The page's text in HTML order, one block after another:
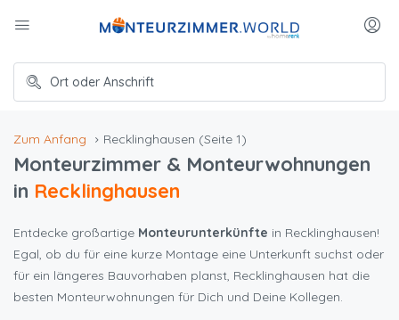
Zum Anfang Recklinghausen (Seite 1)
Monteurzimmer & Monteurwohnungen
in Recklinghausen
Entdecke großartige Monteurunterkünfte in Recklinghausen!
Egal, ob du für eine kurze Montage eine Unterkunft suchst oder
für ein längeres Bauvorhaben planst, Recklinghausen hat die
besten Monteurwohnungen für Dich und Deine Kollegen.